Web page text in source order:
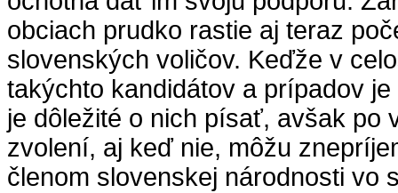
obciach prudko rastie aj teraz
slovenských voličov. Keďže v
takýchto kandidátov a prípadov
je dôležité o nich písať, avšak po
zvolení, aj keď nie, môžu
členom slovenskej národnosti vo